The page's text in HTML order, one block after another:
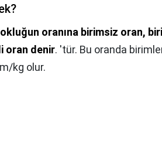
oranına birimsiz oran,
oran denir. 'tür. Bu oranda
kg olur.